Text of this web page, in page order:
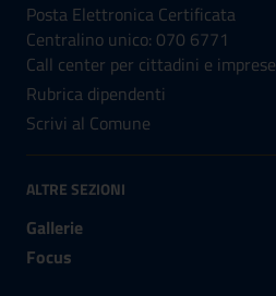
Posta Elettronica Certificata
Centralino unico: 070 6771
Call center per cittadini e imprese
Rubrica dipendenti
Scrivi al Comune
ALTRE SEZIONI
Gallerie
Focus